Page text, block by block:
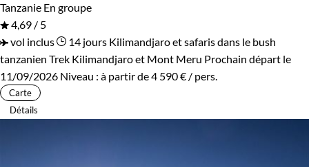
Tanzanie En groupe
4,69 / 5
vol inclus
14 jours Kilimandjaro et safaris dans le bush
tanzanien Trek Kilimandjaro et Mont Meru Prochain départ le
11/09/2026 Niveau : à partir de4 590 € / pers.
Carte
Détails